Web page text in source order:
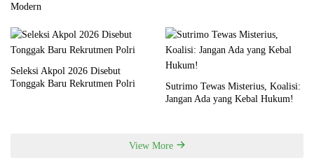
Modern
Seleksi Akpol 2026 Disebut
Tonggak Baru Rekrutmen Polri
Sutrimo Tewas Misterius, Koalisi:
Jangan Ada yang Kebal Hukum!
View More